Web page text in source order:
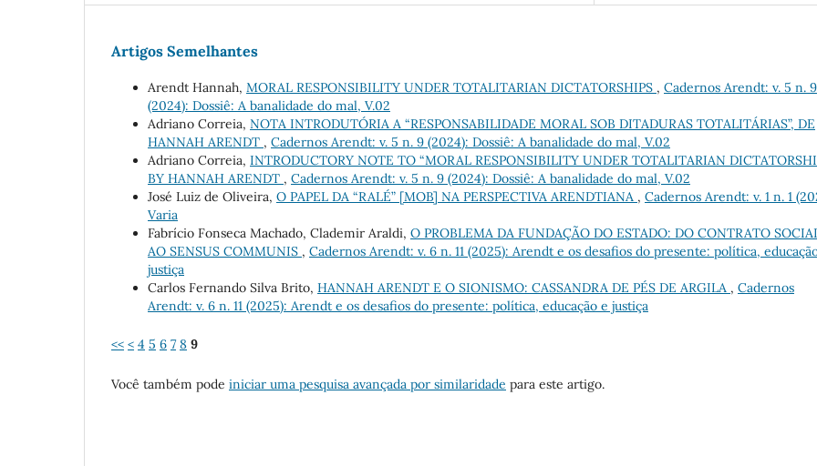
Artigos Semelhantes
Arendt Hannah, MORAL RESPONSIBILITY UNDER TOTALITARIAN DICTATORSHIPS , Cadernos Arendt: v. 5 n. 9
(2024): Dossiê: A banalidade do mal, V.02
Adriano Correia, NOTA INTRODUTÓRIA A “RESPONSABILIDADE MORAL SOB DITADURAS TOTALITÁRIAS”, DE
HANNAH ARENDT , Cadernos Arendt: v. 5 n. 9 (2024): Dossiê: A banalidade do mal, V.02
Adriano Correia, INTRODUCTORY NOTE TO “MORAL RESPONSIBILITY UNDER TOTALITARIAN
BY HANNAH ARENDT , Cadernos Arendt: v. 5 n. 9 (2024): Dossiê: A banalidade do mal, V.02
José Luiz de Oliveira, O PAPEL DA “RALÉ” [MOB] NA PERSPECTIVA ARENDTIANA , Cadernos Arendt: v. 1 n. 1
Varia
Fabrício Fonseca Machado, Clademir Araldi, O PROBLEMA DA FUNDAÇÃO DO ESTADO: DO CONTRATO
AO SENSUS COMMUNIS , Cadernos Arendt: v. 6 n. 11 (2025): Arendt e os desafios do presente: política,
justiça
Carlos Fernando Silva Brito, HANNAH ARENDT E O SIONISMO: CASSANDRA DE PÉS DE ARGILA , Cadernos
Arendt: v. 6 n. 11 (2025): Arendt e os desafios do presente: política, educação e justiça
<< < 4 5 6 7 8 9
Você também pode iniciar uma pesquisa avançada por similaridade para este artigo.